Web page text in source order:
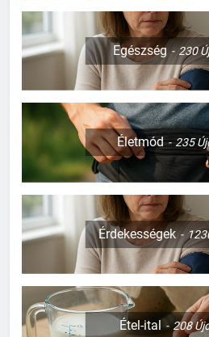
Egészség 230
Életmód 235
Érdekességek
Étel-ital 208